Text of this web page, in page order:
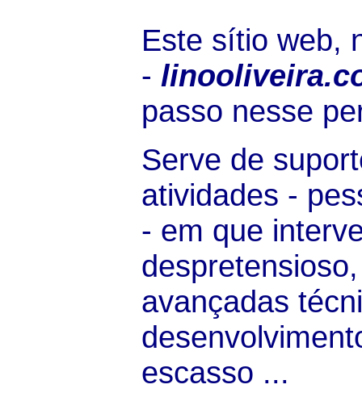
Este sítio web,
-
passo nesse
Serve de
atividades -
- em que
avançadas
escasso ...